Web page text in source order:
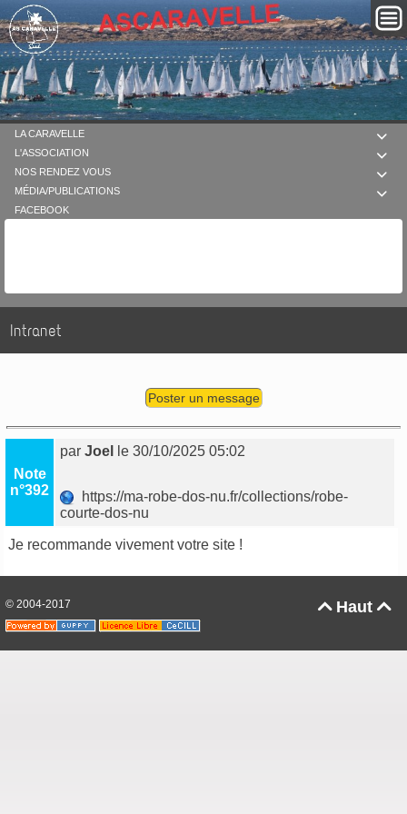

LA CARAVELLE

L'ASSOCIATION

NOS RENDEZ VOUS

MÉDIA/PUBLICATIONS
FACEBOOK
Intranet
Poster un message
Note
n°392
parJoel le 30/10/2025 05:02
https://ma-robe-dos-nu.fr/collections/robe-
courte-dos-nu
Je recommande vivement votre site !
Haut 
© 2004-2017